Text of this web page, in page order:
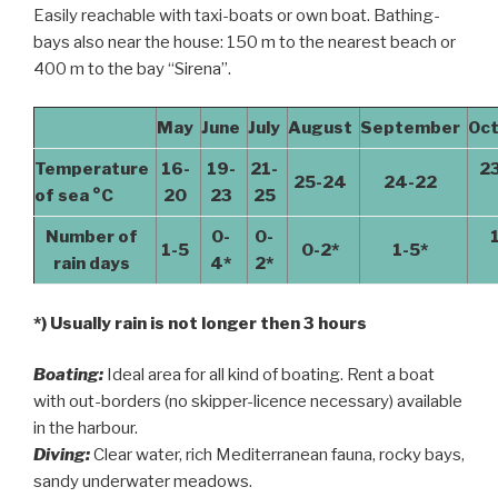
Easily reachable with taxi-boats or own boat. Bathing-
bays also near the house: 150 m to the nearest beach or
400 m to the bay “Sirena”.
May June July August September
Temperature
of sea °C
16-
20
19-
23
21-
25
25-24 24-22
Number of
rain days
1-5
0-
4*
0-
2*
0-2* 1-5*
*) Usually rain is not longer then 3 hours
Boating: Ideal area for all kind of boating. Rent a boat
with out-borders (no skipper-licence necessary) available
in the harbour.
Diving:Clear water, rich Mediterranean fauna, rocky bays,
sandy underwater meadows.